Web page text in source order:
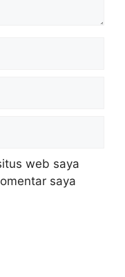
web saya
saya